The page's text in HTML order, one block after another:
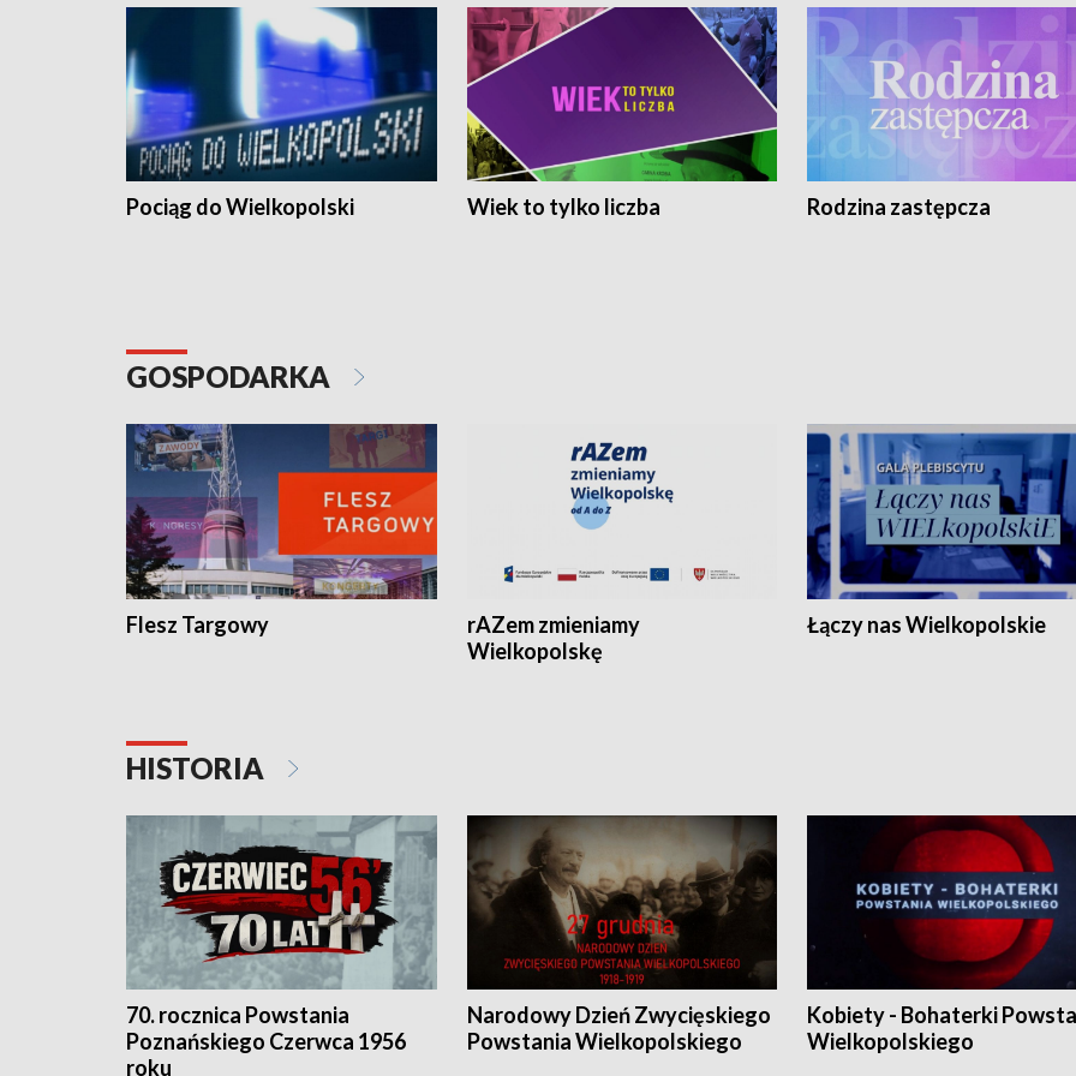
Pociąg do Wielkopolski Wiek to tylko liczba Rodzina zastępcza
GOSPODARKA
Flesz Targowy
rAZem zmieniamy
Wielkopolskę
Łączy nas Wielkopolskie
HISTORIA
70. rocznica Powstania
Poznańskiego Czerwca 1956
roku
Narodowy Dzień Zwycięskiego
Powstania Wielkopolskiego
Kobiety - Bohaterki
Wielkopolskiego